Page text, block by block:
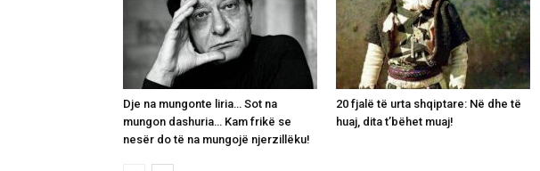
Dje na mungonte liria… Sot na
mungon dashuria… Kam frikë se
nesër do të na mungojë njerzillëku!
20 fjalë të urta shqiptare: Në dhe të
huaj, dita t’bëhet muaj!